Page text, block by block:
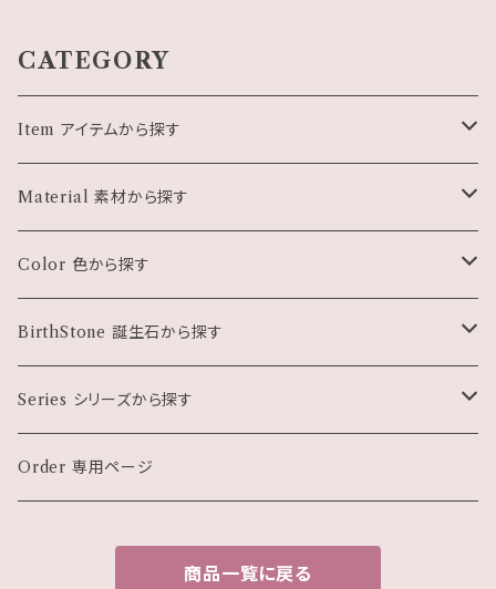
CATEGORY
Item アイテムから探す
Pierce ピアス・イヤリング
Necklace ネックレス
Bracelet ブレスレット
Charm チャーム
Gift set ギフトセット
Material 素材から探す
天然石
パール・シェル
珊瑚
メタル・石なし
Color 色から探す
ホワイト・クリア系
ブラック系
グレー・シルバー系
BirthStone 誕生石から探す
１月
２月
Series シリーズから探す
モチーフもの
Order 専用ページ
商品一覧に戻る